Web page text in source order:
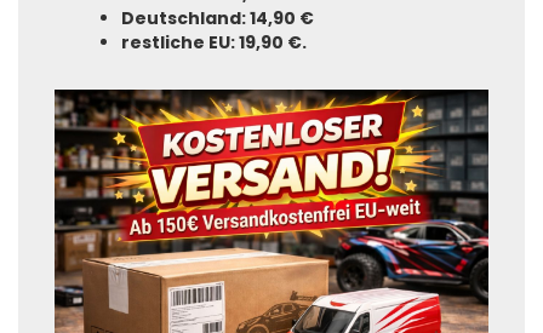
Deutschland: 14,90 €
restliche EU: 19,90 €.